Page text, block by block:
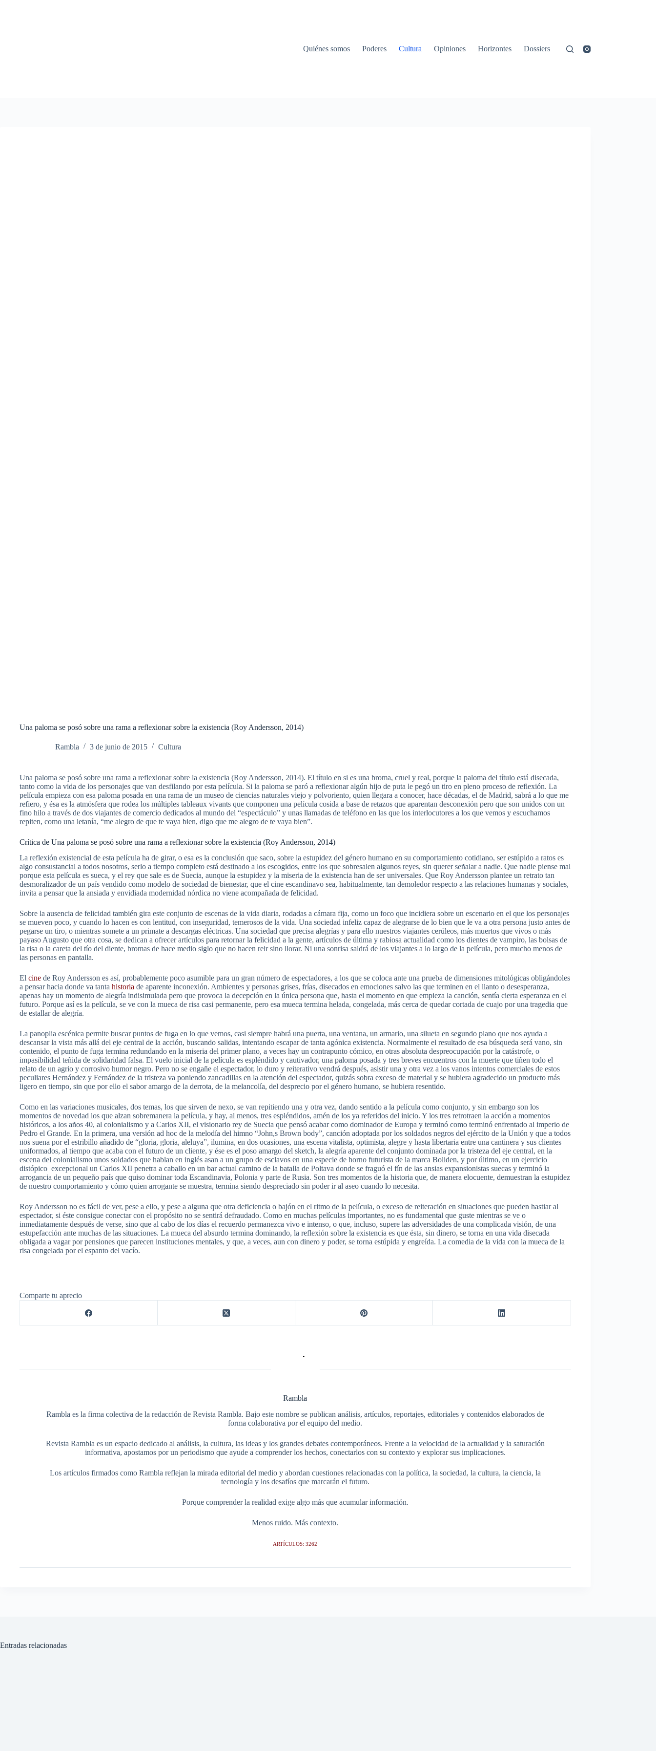
Quiénes somos Poderes Cultura Opiniones Horizontes Dossiers
Una paloma se posó sobre una rama a reflexionar sobre la existencia (Roy Andersson, 2014)
Rambla 3 de junio de 2015 Cultura
Una paloma se posó sobre una rama a reflexionar sobre la existencia (Roy Andersson, 2014). El título en si es una broma, cruel y real, porque la paloma del título está disecada,
tanto como la vida de los personajes que van desfilando por esta película. Si la paloma se paró a reflexionar algún hijo de puta le pegó un tiro en pleno proceso de reflexión. La
película empieza con esa paloma posada en una rama de un museo de ciencias naturales viejo y polvoriento, quien llegara a conocer, hace décadas, el de Madrid, sabrá a lo que me
refiero, y ésa es la atmósfera que rodea los múltiples tableaux vivants que componen una película cosida a base de retazos que aparentan desconexión pero que son unidos con un
fino hilo a través de dos viajantes de comercio dedicados al mundo del “espectáculo” y unas llamadas de teléfono en las que los interlocutores a los que vemos y escuchamos
repiten, como una letanía, “me alegro de que te vaya bien, digo que me alegro de te vaya bien”.
Crítica de Una paloma se posó sobre una rama a reflexionar sobre la existencia (Roy Andersson, 2014)
La reflexión existencial de esta película ha de girar, o esa es la conclusión que saco, sobre la estupidez del género humano en su comportamiento cotidiano, ser estúpido a ratos es
algo consustancial a todos nosotros, serlo a tiempo completo está destinado a los escogidos, entre los que sobresalen algunos reyes, sin querer señalar a nadie. Que nadie piense mal
porque esta película es sueca, y el rey que sale es de Suecia, aunque la estupidez y la miseria de la existencia han de ser universales. Que Roy Andersson plantee un retrato tan
desmoralizador de un país vendido como modelo de sociedad de bienestar, que el cine escandinavo sea, habitualmente, tan demoledor respecto a las relaciones humanas y sociales,
invita a pensar que la ansiada y envidiada modernidad nórdica no viene acompañada de felicidad.
Sobre la ausencia de felicidad también gira este conjunto de escenas de la vida diaria, rodadas a cámara fija, como un foco que incidiera sobre un escenario en el que los personajes
se mueven poco, y cuando lo hacen es con lentitud, con inseguridad, temerosos de la vida. Una sociedad infeliz capaz de alegrarse de lo bien que le va a otra persona justo antes de
pegarse un tiro, o mientras somete a un primate a descargas eléctricas. Una sociedad que precisa alegrías y para ello nuestros viajantes cerúleos, más muertos que vivos o más
payaso Augusto que otra cosa, se dedican a ofrecer artículos para retornar la felicidad a la gente, artículos de última y rabiosa actualidad como los dientes de vampiro, las bolsas de
la risa o la careta del tío del diente, bromas de hace medio siglo que no hacen reir sino llorar. Ni una sonrisa saldrá de los viajantes a lo largo de la película, pero mucho menos de
las personas en pantalla.
El cine de Roy Andersson es así, probablemente poco asumible para un gran número de espectadores, a los que se coloca ante una prueba de dimensiones mitológicas obligándoles
a pensar hacia donde va tanta historia de aparente inconexión. Ambientes y personas grises, frías, disecados en emociones salvo las que terminen en el llanto o desesperanza,
apenas hay un momento de alegría indisimulada pero que provoca la decepción en la única persona que, hasta el momento en que empieza la canción, sentía cierta esperanza en el
futuro. Porque así es la película, se ve con la mueca de risa casi permanente, pero esa mueca termina helada, congelada, más cerca de quedar cortada de cuajo por una tragedia que
de estallar de alegría.
La panoplia escénica permite buscar puntos de fuga en lo que vemos, casi siempre habrá una puerta, una ventana, un armario, una silueta en segundo plano que nos ayuda a
descansar la vista más allá del eje central de la acción, buscando salidas, intentando escapar de tanta agónica existencia. Normalmente el resultado de esa búsqueda será vano, sin
contenido, el punto de fuga termina redundando en la miseria del primer plano, a veces hay un contrapunto cómico, en otras absoluta despreocupación por la catástrofe, o
impasibilidad teñida de solidaridad falsa. El vuelo inicial de la película es espléndido y cautivador, una paloma posada y tres breves encuentros con la muerte que tiñen todo el
relato de un agrio y corrosivo humor negro. Pero no se engañe el espectador, lo duro y reiterativo vendrá después, asistir una y otra vez a los vanos intentos comerciales de estos
peculiares Hernández y Fernández de la tristeza va poniendo zancadillas en la atención del espectador, quizás sobra exceso de material y se hubiera agradecido un producto más
ligero en tiempo, sin que por ello el sabor amargo de la derrota, de la melancolía, del desprecio por el género humano, se hubiera resentido.
Como en las variaciones musicales, dos temas, los que sirven de nexo, se van repitiendo una y otra vez, dando sentido a la película como conjunto, y sin embargo son los
momentos de novedad los que alzan sobremanera la película, y hay, al menos, tres espléndidos, amén de los ya referidos del inicio. Y los tres retrotraen la acción a momentos
históricos, a los años 40, al colonialismo y a Carlos XII, el visionario rey de Suecia que pensó acabar como dominador de Europa y terminó como terminó enfrentado al imperio de
Pedro el Grande. En la primera, una versión ad hoc de la melodía del himno “John,s Brown body”, canción adoptada por los soldados negros del ejército de la Unión y que a todos
nos suena por el estribillo añadido de “gloria, gloria, aleluya”, ilumina, en dos ocasiones, una escena vitalista, optimista, alegre y hasta libertaria entre una cantinera y sus clientes
uniformados, al tiempo que acaba con el futuro de un cliente, y ése es el poso amargo del sketch, la alegría aparente del conjunto dominada por la tristeza del eje central, en la
escena del colonialismo unos soldados que hablan en inglés asan a un grupo de esclavos en una especie de horno futurista de la marca Boliden, y por último, en un ejercicio
distópico excepcional un Carlos XII penetra a caballo en un bar actual camino de la batalla de Poltava donde se fraguó el fín de las ansias expansionistas suecas y terminó la
arrogancia de un pequeño país que quiso dominar toda Escandinavia, Polonia y parte de Rusia. Son tres momentos de la historia que, de manera elocuente, demuestran la estupidez
de nuestro comportamiento y cómo quien arrogante se muestra, termina siendo despreciado sin poder ir al aseo cuando lo necesita.
Roy Andersson no es fácil de ver, pese a ello, y pese a alguna que otra deficiencia o bajón en el ritmo de la película, o exceso de reiteración en situaciones que pueden hastiar al
espectador, si éste consigue conectar con el propósito no se sentirá defraudado. Como en muchas películas importantes, no es fundamental que guste mientras se ve o
inmediatamente después de verse, sino que al cabo de los días el recuerdo permanezca vivo e intenso, o que, incluso, supere las adversidades de una complicada visión, de una
estupefacción ante muchas de las situaciones. La mueca del absurdo termina dominando, la reflexión sobre la existencia es que ésta, sin dinero, se torna en una vida disecada
obligada a vagar por pensiones que parecen instituciones mentales, y que, a veces, aun con dinero y poder, se torna estúpida y engreída. La comedia de la vida con la mueca de la
risa congelada por el espanto del vacío.
Comparte tu aprecio
Rambla
Rambla es la firma colectiva de la redacción de Revista Rambla. Bajo este nombre se publican análisis, artículos, reportajes, editoriales y contenidos elaborados de
forma colaborativa por el equipo del medio.
Revista Rambla es un espacio dedicado al análisis, la cultura, las ideas y los grandes debates contemporáneos. Frente a la velocidad de la actualidad y la saturación
informativa, apostamos por un periodismo que ayude a comprender los hechos, conectarlos con su contexto y explorar sus implicaciones.
Los artículos firmados como Rambla reflejan la mirada editorial del medio y abordan cuestiones relacionadas con la política, la sociedad, la cultura, la ciencia, la
tecnología y los desafíos que marcarán el futuro.
Porque comprender la realidad exige algo más que acumular información.
Menos ruido. Más contexto.
ARTÍCULOS: 3262
Entradas relacionadas